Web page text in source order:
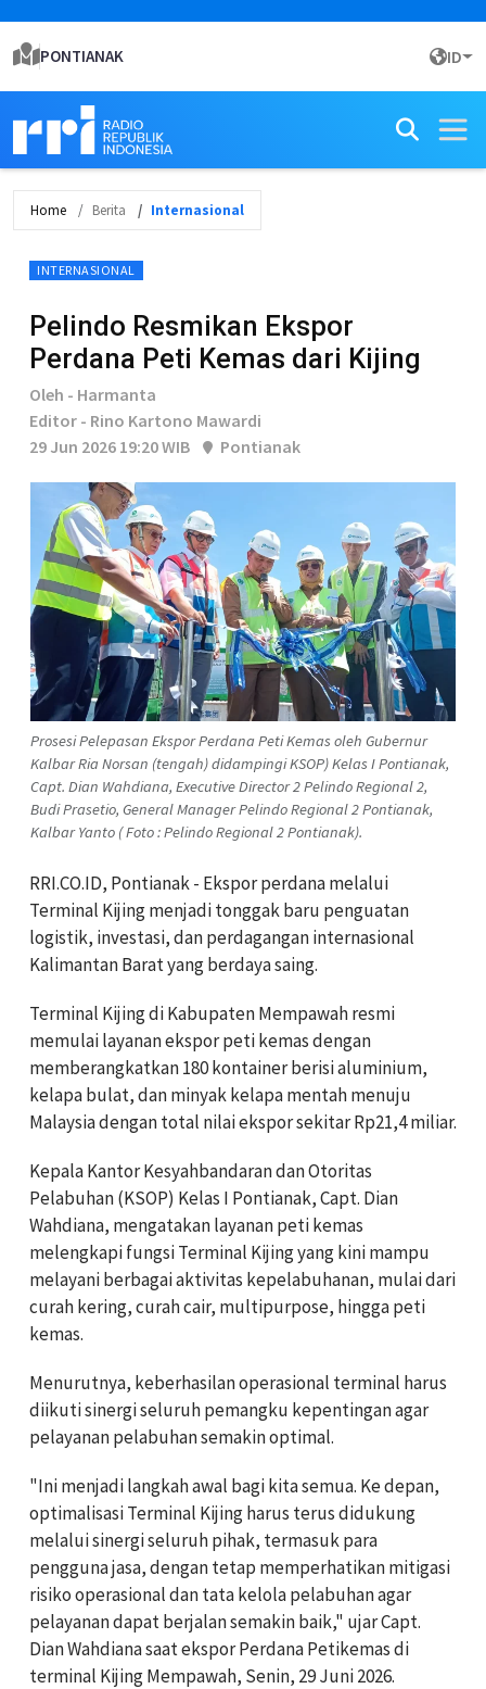
PONTIANAK ID
Home Berita Internasional
INTERNASIONAL
Pelindo Resmikan Ekspor
Perdana Peti Kemas dari Kijing
Oleh - Harmanta
Editor - Rino Kartono Mawardi
29 Jun 2026 19:20 WIB
Pontianak
Prosesi Pelepasan Ekspor Perdana Peti Kemas oleh Gubernur
Kalbar Ria Norsan (tengah) didampingi KSOP) Kelas I Pontianak,
Capt. Dian Wahdiana, Executive Director 2 Pelindo Regional 2,
Budi Prasetio, General Manager Pelindo Regional 2 Pontianak,
Kalbar Yanto ( Foto : Pelindo Regional 2 Pontianak).
RRI.CO.ID, Pontianak - Ekspor perdana melalui
Terminal Kijing menjadi tonggak baru penguatan
logistik, investasi, dan perdagangan internasional
Kalimantan Barat yang berdaya saing.
Terminal Kijing di Kabupaten Mempawah resmi
memulai layanan ekspor peti kemas dengan
memberangkatkan 180 kontainer berisi aluminium,
kelapa bulat, dan minyak kelapa mentah menuju
Malaysia dengan total nilai ekspor sekitar Rp21,4 miliar.
Kepala Kantor Kesyahbandaran dan Otoritas
Pelabuhan (KSOP) Kelas I Pontianak, Capt. Dian
Wahdiana, mengatakan layanan peti kemas
melengkapi fungsi Terminal Kijing yang kini mampu
melayani berbagai aktivitas kepelabuhanan, mulai dari
curah kering, curah cair, multipurpose, hingga peti
kemas.
Menurutnya, keberhasilan operasional terminal harus
diikuti sinergi seluruh pemangku kepentingan agar
pelayanan pelabuhan semakin optimal.
"Ini menjadi langkah awal bagi kita semua. Ke depan,
optimalisasi Terminal Kijing harus terus didukung
melalui sinergi seluruh pihak, termasuk para
pengguna jasa, dengan tetap memperhatikan mitigasi
risiko operasional dan tata kelola pelabuhan agar
pelayanan dapat berjalan semakin baik," ujar Capt.
Dian Wahdiana saat ekspor Perdana Petikemas di
terminal Kijing Mempawah, Senin, 29 Juni 2026.